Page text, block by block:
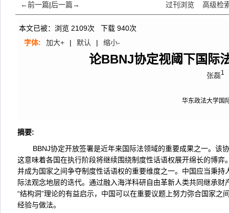
←前一篇|后一篇→ 过刊浏览 高级检
本文已被：浏览 2109次 下载 940次
字体:
加大+ | 默认 | 缩小-
论BBNJ协定视阈下国际
张磊1
华东政法大学国
摘要:
BBNJ协定开放签署是近年来国际法领域的重要成果之一。该
这意味着各国在执行阶段将继续围绕制度性话语权展开绵长的博
并成为国家之间争夺制度性话语权的重要维度之一。中国应当秉
际法观念地层的迭代。通过融入海洋科研自由革新人类共同继承
“结构洞”理论的有益启示，中国可以在重要议题上努力弥合国家
经验与做法。